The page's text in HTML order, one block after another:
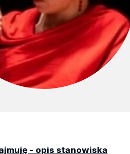
- opis stanowiska